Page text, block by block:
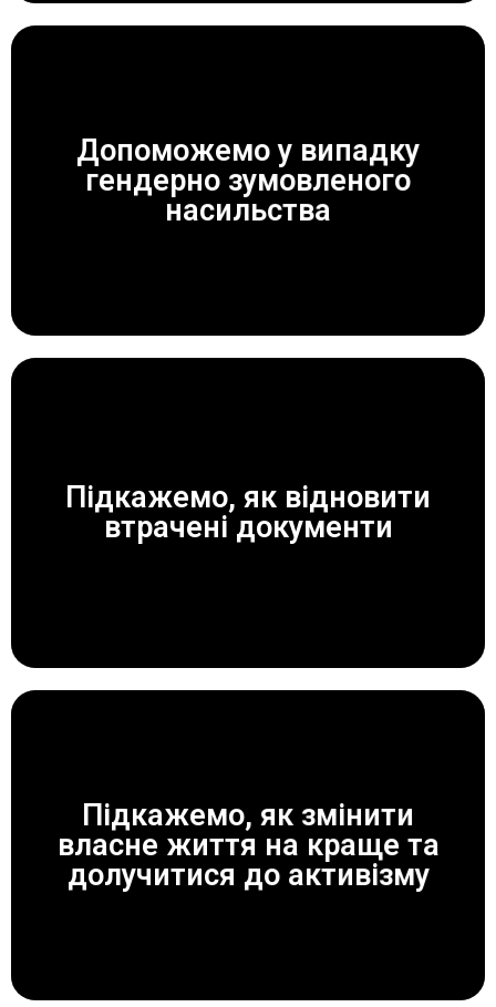
Допоможемо у випадку
гендерно зумовленого
насильства
ЗАВЖДИ ДОПОМОЖЕМО!
Підкажемо, як відновити
втрачені документи
ЗАВЖДИ ДОПОМОЖЕМО!
Підкажемо, як змінити
власне життя на краще та
долучитися до активізму
ЗАВЖДИ ДОПОМОЖЕМО!